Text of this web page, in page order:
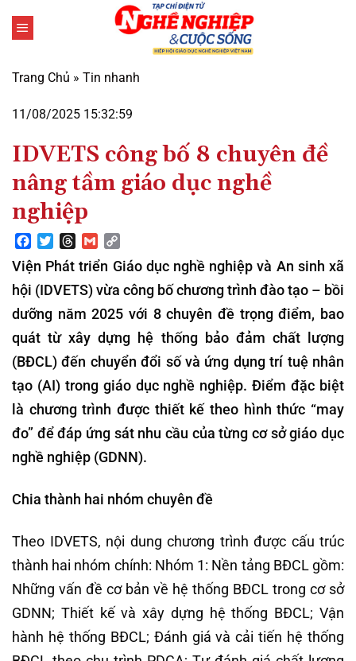
qua
dung
Trang Chủ » Tin nhanh
11/08/2025 15:32:59
IDVETS công bố 8 chuyên đề
nâng tầm giáo dục nghề
nghiệp
Facebook
TwitterThreads
Gmail
Link
Viện Phát triển Giáo dục nghề nghiệp và An sinh xã
hội (IDVETS) vừa công bố chương trình đào tạo – bồi
dưỡng năm 2025 với 8 chuyên đề trọng điểm, bao
quát từ xây dựng hệ thống bảo đảm chất lượng
(BĐCL) đến chuyển đổi số và ứng dụng trí tuệ nhân
tạo (AI) trong giáo dục nghề nghiệp. Điểm đặc biệt
là chương trình được thiết kế theo hình thức “may
đo” để đáp ứng sát nhu cầu của từng cơ sở giáo dục
nghề nghiệp (GDNN).
Chia thành hai nhóm chuyên đề
Theo IDVETS, nội dung chương trình được cấu trúc
thành hai nhóm chính: Nhóm 1: Nền tảng BĐCL gồm:
Những vấn đề cơ bản về hệ thống BĐCL trong cơ sở
GDNN; Thiết kế và xây dựng hệ thống BĐCL; Vận
hành hệ thống BĐCL; Đánh giá và cải tiến hệ thống